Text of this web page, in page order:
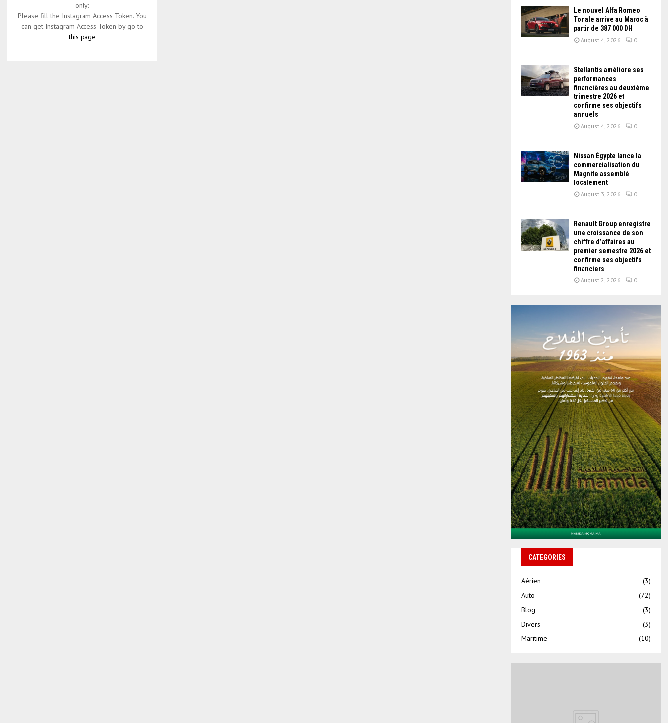
only:
Please fill the Instagram Access Token. You
can get Instagram Access Token by go to
this page
Le nouvel Alfa Romeo
Tonale arrive au Maroc à
partir de 387 000 DH
August 4, 2026 0
Stellantis améliore ses
performances
financières au deuxième
trimestre 2026 et
confirme ses objectifs
annuels
August 4, 2026 0
Nissan Égypte lance la
commercialisation du
Magnite assemblé
localement
August 3, 2026 0
Renault Group enregistre
une croissance de son
chiffre d’affaires au
premier semestre 2026 et
confirme ses objectifs
financiers
August 2, 2026 0
CATEGORIES
Aérien
(3)
Auto
(72)
Blog
(3)
Divers
(3)
Maritime
(10)